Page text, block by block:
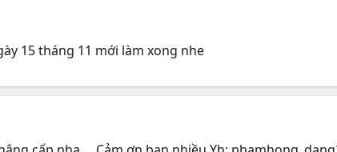
15 tháng 11 mới làm xong nhe